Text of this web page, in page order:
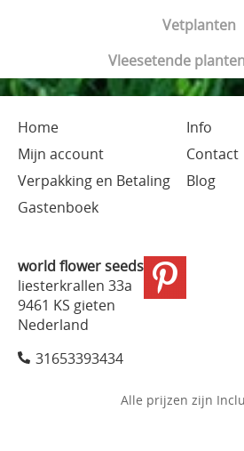
Vetplanten
Vleesetende
Home
Info
Mijn account
Contact
Verpakking en Betaling
Blog
Gastenboek
world flower seeds
liesterkrallen 33a
9461 KS gieten
Nederland
31653393434
Alle prijzen zijn